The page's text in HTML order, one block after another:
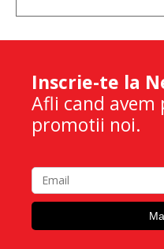
Inscrie-te la
Afli cand avem
promotii noi.